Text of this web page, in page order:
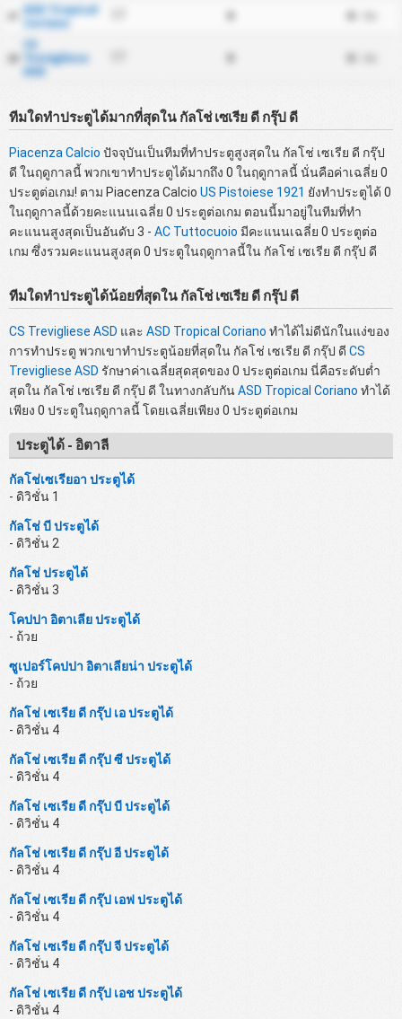
ASD Tropical
Coriano
0 0
CS
Trevigliese
ASD
0
ทีมใดทำประตูได้มากที่สุดใน กัลโช่ เซเรีย ดี กรุ๊ป ดี
Piacenza Calcio ปัจจุบันเป็นทีมที่ทำประตูสูงสุดใน กัลโช่ เซเรีย ดี กรุ๊ป
ดี ในฤดูกาลนี้ พวกเขาทำประตูได้มากถึง 0 ในฤดูกาลนี้ นั่นคือค่าเฉลี่ย 0
ประตูต่อเกม! ตาม Piacenza Calcio US Pistoiese 1921 ยังทำประตูได้ 0
ในฤดูกาลนี้ด้วยคะแนนเฉลี่ย 0 ประตูต่อเกม ตอนนี้มาอยู่ในทีมที่ทำ
คะแนนสูงสุดเป็นอันดับ 3 - AC Tuttocuoio มีคะแนนเฉลี่ย 0 ประตูต่อ
เกม ซึ่งรวมคะแนนสูงสุด 0 ประตูในฤดูกาลนี้ใน กัลโช่ เซเรีย ดี กรุ๊ป ดี
ทีมใดทำประตูได้น้อยที่สุดใน กัลโช่ เซเรีย ดี กรุ๊ป ดี
CS Trevigliese ASD และ ASD Tropical Coriano ทำได้ไม่ดีนักในแง่ของ
การทำประตู พวกเขาทำประตูน้อยที่สุดใน กัลโช่ เซเรีย ดี กรุ๊ป ดี CS
Trevigliese ASD รักษาค่าเฉลี่ยสุดสุดของ 0 ประตูต่อเกม นี่คือระดับต่ำ
สุดใน กัลโช่ เซเรีย ดี กรุ๊ป ดี ในทางกลับกันASD Tropical Coriano ทำได้
เพียง 0 ประตูในฤดูกาลนี้ โดยเฉลี่ยเพียง 0 ประตูต่อเกม
ประตูได้ - อิตาลี
กัลโช่เซเรียอา ประตูได้
- ดิวิชั่น 1
กัลโช่ บี ประตูได้
- ดิวิชั่น 2
กัลโช่ ประตูได้
- ดิวิชั่น 3
โคปปา อิตาเลีย ประตูได้
- ถ้วย
ซูเปอร์โคปปา อิตาเลียน่า ประตูได้
- ถ้วย
กัลโช่ เซเรีย ดี กรุ๊ป เอ ประตูได้
- ดิวิชั่น 4
กัลโช่ เซเรีย ดี กรุ๊ป ซี ประตูได้
- ดิวิชั่น 4
กัลโช่ เซเรีย ดี กรุ๊ป บี ประตูได้
- ดิวิชั่น 4
กัลโช่ เซเรีย ดี กรุ๊ป อี ประตูได้
- ดิวิชั่น 4
กัลโช่ เซเรีย ดี กรุ๊ป เอฟ ประตูได้
- ดิวิชั่น 4
กัลโช่ เซเรีย ดี กรุ๊ป จี ประตูได้
- ดิวิชั่น 4
กัลโช่ เซเรีย ดี กรุ๊ป เอช ประตูได้
- ดิวิชั่น 4